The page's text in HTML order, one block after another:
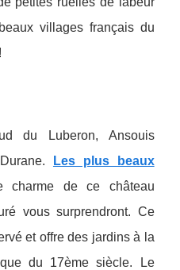
villages français du
du Luberon, Ansouis
Les plus beaux
charme de ce château
vous surprendront. Ce
et offre des jardins à la
du 17ème siècle. Le